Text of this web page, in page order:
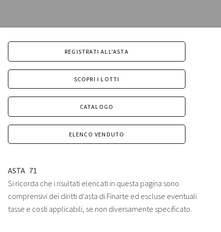
REGISTRATI ALL'ASTA
SCOPRI I LOTTI
CATALOGO
ELENCO VENDUTO
ASTA 71
Si ricorda che i risultati elencati in questa pagina sono
comprensivi dei diritti d'asta di Finarte ed escluse eventuali
tasse e costi applicabili, se non diversamente specificato.